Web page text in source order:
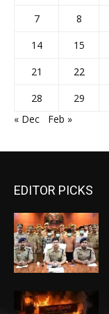
7
8
14
15
21
22
28
29
« Dec
Feb »
EDITOR PICKS